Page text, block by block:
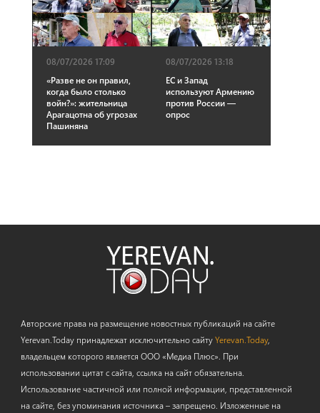
08/07/2026 17:09
«Разве не он правил,
когда было столько
войн?»: жительница
Арагацотна об угрозах
Пашиняна
08/07/2026 13:18
ЕС и Запад
используют Армению
против России —
опрос
Авторские права на размещение новостных публикаций на сайте
Yerevan.Today принадлежат исключительно сайтуYerevan.Today,
владельцем которого является ООО «Медиа Плюс». При
использовании цитат с сайта, ссылка на сайт обязательна.
Использование частичной или полной информации, представленной
на сайте, без упоминания источника – запрещено. Изложенные на